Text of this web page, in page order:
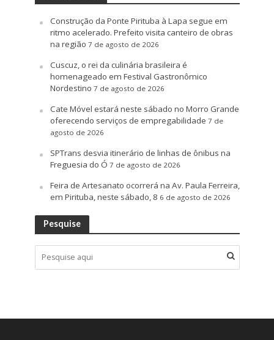
Construção da Ponte Pirituba à Lapa segue em
ritmo acelerado. Prefeito visita canteiro de obras
na região 7 de agosto de 2026
Cuscuz, o rei da culinária brasileira é
homenageado em Festival Gastronômico
Nordestino 7 de agosto de 2026
Cate Móvel estará neste sábado no Morro Grande
oferecendo serviços de empregabilidade 7 de
agosto de 2026
SPTrans desvia itinerário de linhas de ônibus na
Freguesia do Ó 7 de agosto de 2026
Feira de Artesanato ocorrerá na Av. Paula Ferreira,
em Pirituba, neste sábado, 8 6 de agosto de 2026
Pesquise